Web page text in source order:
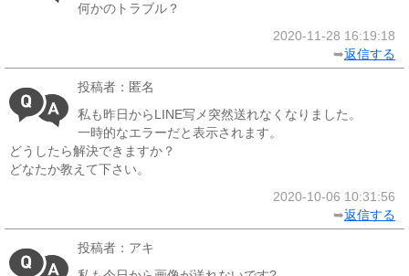
何かのトラブル？
2020-11-28 16:19:18
➥返信する
投稿者：匿名
私も昨日からLINE写メ突然送れなくなりました。
一時的なエラーだと表示されます。
どうしたら解決できますか？
どなたか教えて下さい。
2020-10-06 10:31:56
➥返信する
投稿者：アキ